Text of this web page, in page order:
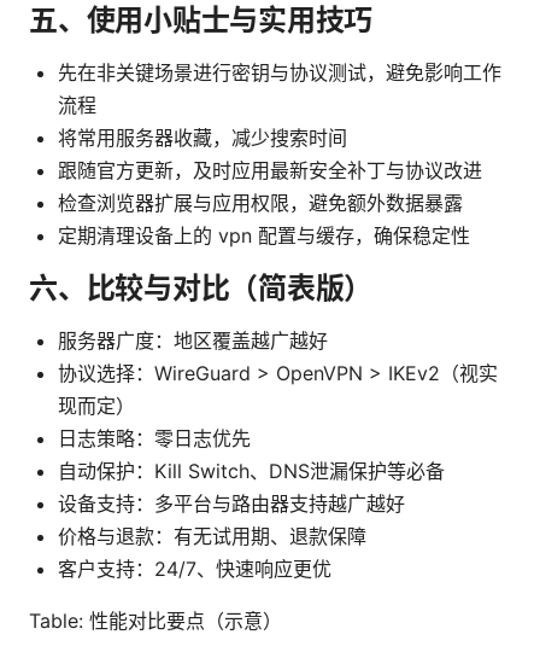
五、使用小贴士与实用技巧
先在非关键场景进行密钥与协议测试，避免影响工作
流程
将常用服务器收藏，减少搜索时间
跟随官方更新，及时应用最新安全补丁与协议改进
检查浏览器扩展与应用权限，避免额外数据暴露
定期清理设备上的 vpn 配置与缓存，确保稳定性
六、比较与对比（简表版）
服务器广度：地区覆盖越广越好
协议选择：WireGuard > OpenVPN > IKEv2（视实
现而定）
日志策略：零日志优先
自动保护：Kill Switch、DNS泄漏保护等必备
设备支持：多平台与路由器支持越广越好
价格与退款：有无试用期、退款保障
客户支持：24/7、快速响应更优
Table: 性能对比要点（示意）